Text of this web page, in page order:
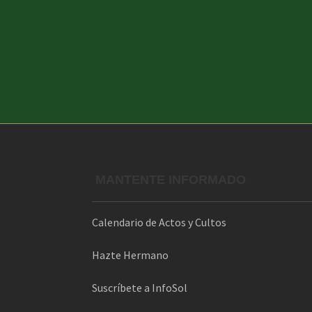
Calendario de Actos y Cultos
Hazte Hermano
Suscríbete a InfoSol